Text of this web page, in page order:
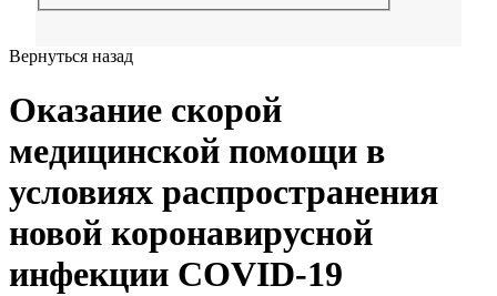
Управленческие дисциплины в
медицине
науки
Образование и педагогические науки
Социология и социальная работа
Вернуться назад
Оказание скорой
медицинской помощи в
условиях распространения
новой коронавирусной
инфекции COVID-19